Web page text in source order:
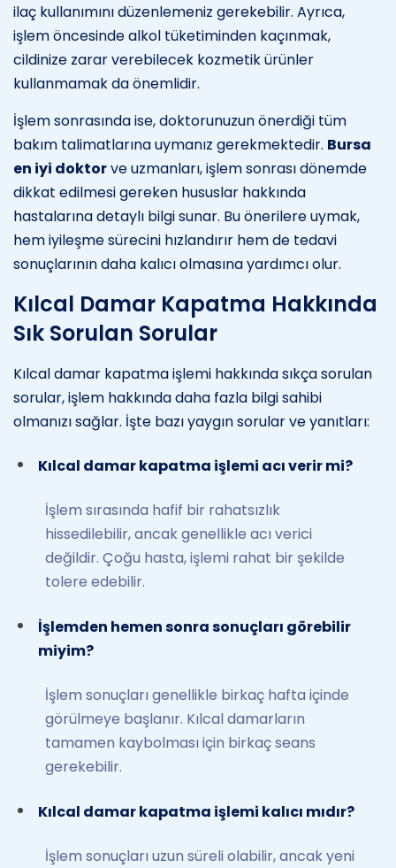
ilaç kullanımını düzenlemeniz gerekebilir. Ayrıca,
işlem öncesinde alkol tüketiminden kaçınmak,
cildinize zarar verebilecek kozmetik ürünler
kullanmamak da önemlidir.
İşlem sonrasında ise, doktorunuzun önerdiği tüm
bakım talimatlarına uymanız gerekmektedir. Bursa
en iyi doktorve uzmanları, işlem sonrası dönemde
dikkat edilmesi gereken hususlar hakkında
hastalarına detaylı bilgi sunar. Bu önerilere uymak,
hem iyileşme sürecini hızlandırır hem de tedavi
sonuçlarının daha kalıcı olmasına yardımcı olur.
Kılcal Damar Kapatma Hakkında
Sık Sorulan Sorular
Kılcal damar kapatma işlemi hakkında sıkça sorulan
sorular, işlem hakkında daha fazla bilgi sahibi
olmanızı sağlar. İşte bazı yaygın sorular ve yanıtları:
Kılcal damar kapatma işlemi acı verir mi?
İşlem sırasında hafif bir rahatsızlık
hissedilebilir, ancak genellikle acı verici
değildir. Çoğu hasta, işlemi rahat bir şekilde
tolere edebilir.
İşlemden hemen sonra sonuçları görebilir
miyim?
İşlem sonuçları genellikle birkaç hafta içinde
görülmeye başlanır. Kılcal damarların
tamamen kaybolması için birkaç seans
gerekebilir.
Kılcal damar kapatma işlemi kalıcı mıdır?
İşlem sonuçları uzun süreli olabilir, ancak yeni